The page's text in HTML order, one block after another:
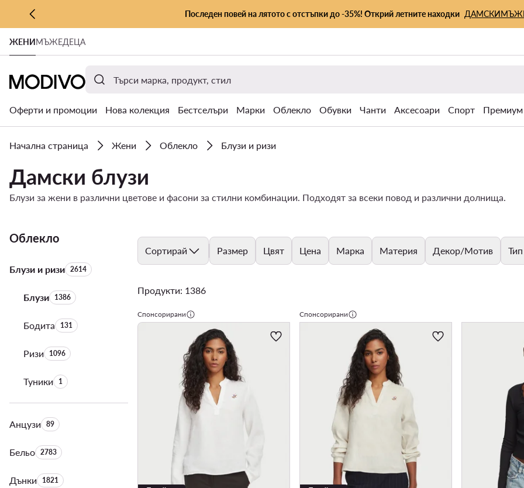
КЪМ ОСНОВНОТО СЪДЪРЖАНИЕ
КЪМ ТЪРСЕНЕ
Последен повей на лятото с отстъпки до -35%! Открий летните находки ДАМСКИ
ЖЕНИМЪЖЕДЕЦА
Оферти и промоции Нова колекция Бестселъри Марки Облекло Обувки Чанти Аксесоари Спорт Премиум
Начална страница Жени Облекло Блузи и ризи
Дамски блузи
Блузи за жени в различни цветове и фасони за стилни комбинации. Подходят за всеки повод и различни долнища.
Облекло
Блузи и ризиБрой на продуктите:
2614
БлузиБрой на продуктите:
1386
БодитаБрой на продуктите:
131
РизиБрой на продуктите:
1096
ТуникиБрой на продуктите:
1
АнцузиБрой на продуктите:
89
БельоБрой на продуктите:
2783
ДънкиБрой на продуктите:
1821
Сортирай Размер Цвят Цена Марка Материя Декор/Мотив
Продукти: 1386
Спонсорирани Спонсорирани